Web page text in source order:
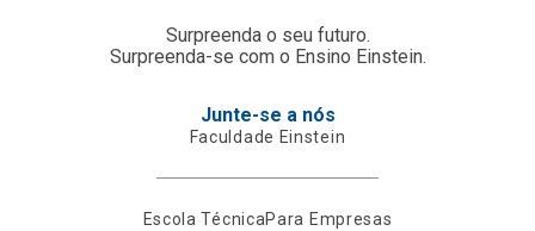
Surpreenda o seu futuro.
Surpreenda-se com o Ensino Einstein.
Junte-se a nós
Faculdade Einstein
Escola TécnicaPara Empresas